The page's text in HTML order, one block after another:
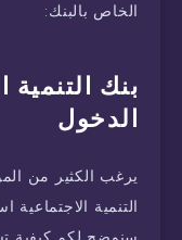
الخاص بالبنك:
بنك
الدخول
يرغب الكثير من
التنمية